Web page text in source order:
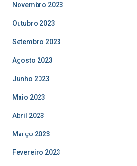
Novembro 2023
Outubro 2023
Setembro 2023
Agosto 2023
Junho 2023
Maio 2023
Abril 2023
Março 2023
Fevereiro 2023